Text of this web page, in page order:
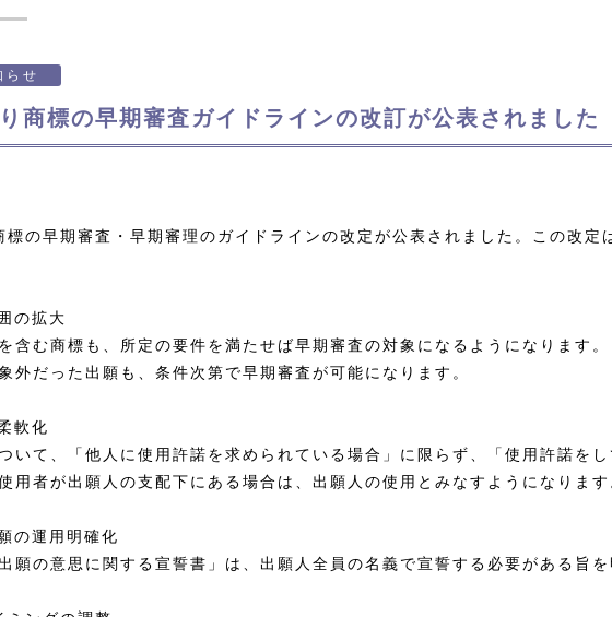
らせ
商標の早期審査ガイドラインの改訂が公表されました
標の早期審査・早期審理のガイドラインの改定が公表されました。この改
の拡大
含む商標も、所定の要件を満たせば早期審査の対象になるようになります。
外だった出願も、条件次第で早期審査が可能になります。
軟化
いて、「他人に使用許諾を求められている場合」に限らず、「使用許諾を
用者が出願人の支配下にある場合は、出願人の使用とみなすようになります
の運用明確化
願の意思に関する宣誓書」は、出願人全員の名義で宣誓する必要がある旨を